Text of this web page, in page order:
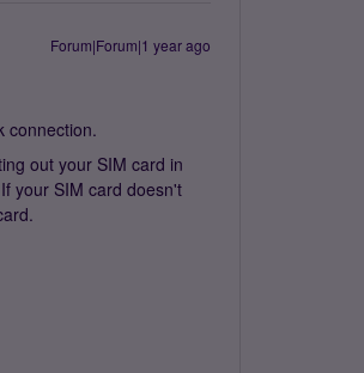
Forum|Forum|1 year ago
connection.
out your SIM card in
your SIM card doesn't